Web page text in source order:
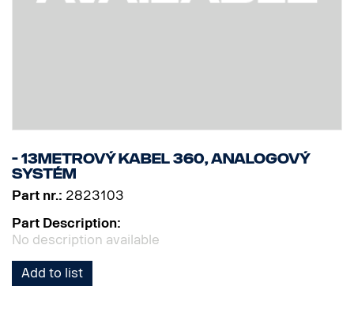
- 13metrový kabel 360, analogový
systém
Part nr.: 2823103
Part Description:
No description available
Add to list